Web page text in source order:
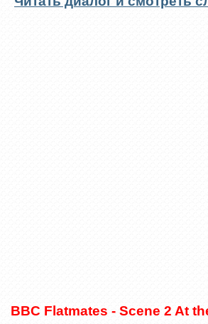
BBC Flatmates - Scene 2 At